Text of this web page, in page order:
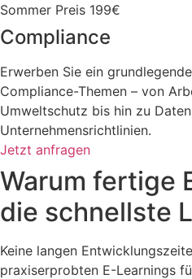
Sommer Preis 199€
Compliance
Erwerben Sie ein
Compliance-Themen – von
Umweltschutz bis hin zu
Unternehmensrichtlinien.
Jetzt anfragen
Warum fertige
die schnellste
Keine langen
praxiserprobten E-Learnings